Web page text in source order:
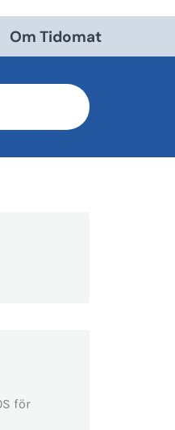
Om Tidomat
för